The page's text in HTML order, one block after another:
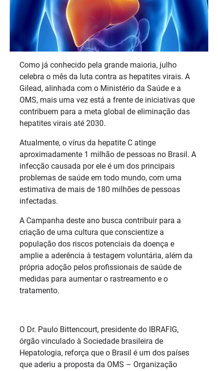
Como já conhecido pela grande maioria, julho
celebra o mês da luta contra as hepatites virais. A
Gilead, alinhada com o Ministério da Saúde e a
OMS, mais uma vez está a frente de iniciativas que
contribuem para a meta global de eliminação das
hepatites virais até 2030.
Atualmente, o vírus da hepatite C atinge
aproximadamente 1 milhão de pessoas no Brasil. A
infecção causada por ele é um dos principais
problemas de saúde em todo mundo, com uma
estimativa de mais de 180 milhões de pessoas
infectadas.
A Campanha deste ano busca contribuir para a
criação de uma cultura que conscientize a
população dos riscos potenciais da doença e
amplie a aderência à testagem voluntária, além da
própria adoção pelos profissionais de saúde de
medidas para aumentar o rastreamento e o
tratamento.
O Dr. Paulo Bittencourt, presidente do IBRAFIG,
órgão vinculado à Sociedade brasileira de
Hepatologia, reforça que o Brasil é um dos países
que aderiu a proposta da OMS – Organização